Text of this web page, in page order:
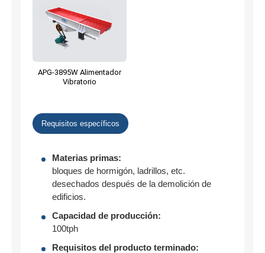
APG-3895W Alimentador
Vibratorio
Requisitos específicos
Materias primas:
bloques de hormigón, ladrillos, etc.
desechados después de la demolición de
edificios.
Capacidad de producción:
100tph
Requisitos del producto terminado: